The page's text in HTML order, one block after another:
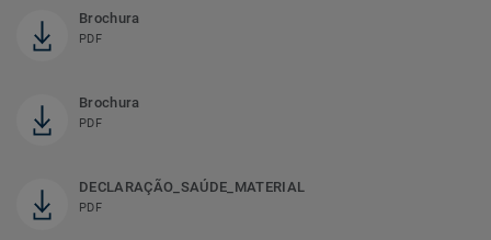
Brochura
PDF
Brochura
PDF
DECLARAÇÃO_SAÚDE_MATERIAL
PDF